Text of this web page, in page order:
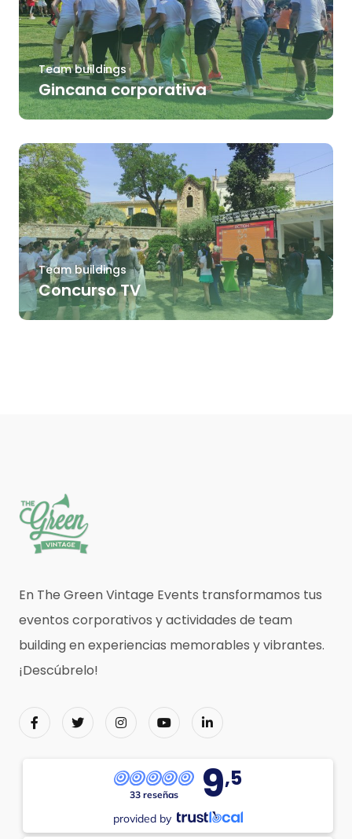
Team buildings
Gincana corporativa
Team buildings
Concurso TV
En The Green Vintage Events transformamos tus
eventos corporativos y actividades de team
building en experiencias memorables y vibrantes.
¡Descúbrelo!
33 reseñas 9,5
provided by